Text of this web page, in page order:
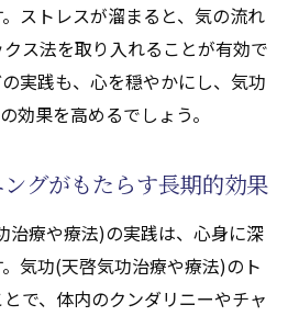
ストレスが溜まると、気の流れ
ス法を取り入れることが有効で
実践も、心を穏やかにし、気功
効果を高めるでしょう。
グがもたらす長期的効果
治療や療法)の実践は、心身に深
気功(天啓気功治療や療法)のト
で、体内のクンダリニーやチャ